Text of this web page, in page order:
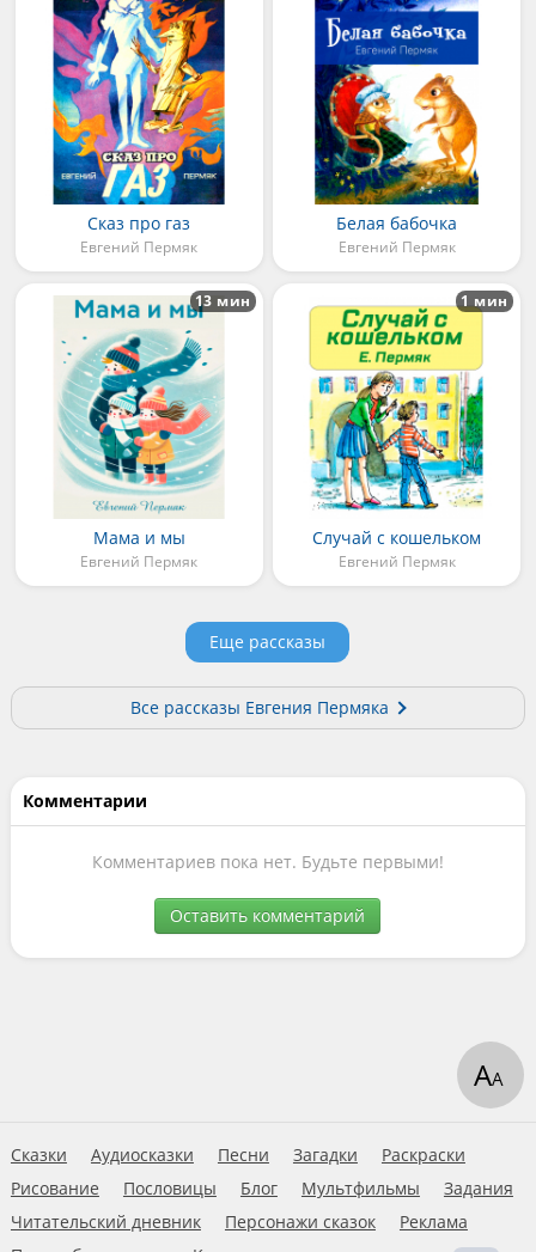
Сказ про газ
Евгений Пермяк
Белая бабочка
Евгений Пермяк
Мама и мы
Евгений Пермяк
13 мин
Случай с кошельком
Евгений Пермяк
1 мин
Еще рассказы
Все рассказы Евгения Пермяка
Комментарии
Комментариев пока нет. Будьте первыми!
Оставить комментарий
Сказки Аудиосказки Песни Загадки
Раскраски
Рисование
Пословицы Блог Мультфильмы
Задания
Читательский дневник
Персонажи сказок
Реклама
АА